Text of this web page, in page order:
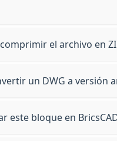
el archivo en
un DWG a versión
este bloque en